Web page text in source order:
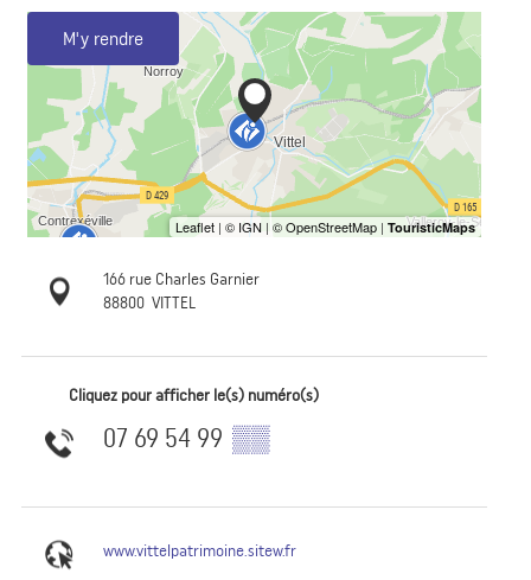
M'y rendre
166 rue Charles Garnier
88800 VITTEL
Cliquez pour afficher le(s) numéro(s)
07 69 54 99 ▒▒
www.vittelpatrimoine.sitew.fr